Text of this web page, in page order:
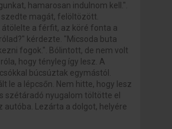
hamarosan indulnom kell.".
szedte magát, felöltözött.
átölelte a férfit, az köré fonta a
kérdezte. "Micsoda buta
fogok.". Bólintott, de nem volt
hogy tényleg így lesz. A
búcsúztak egymástól.
le a lépcsőn. Nem hitte, hogy lesz
szétáradó nyugalom töltötte el
autóba. Lezárta a dolgot, helyére